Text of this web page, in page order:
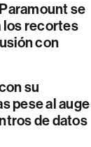
se
los recortes
con
su
pese al auge
de datos